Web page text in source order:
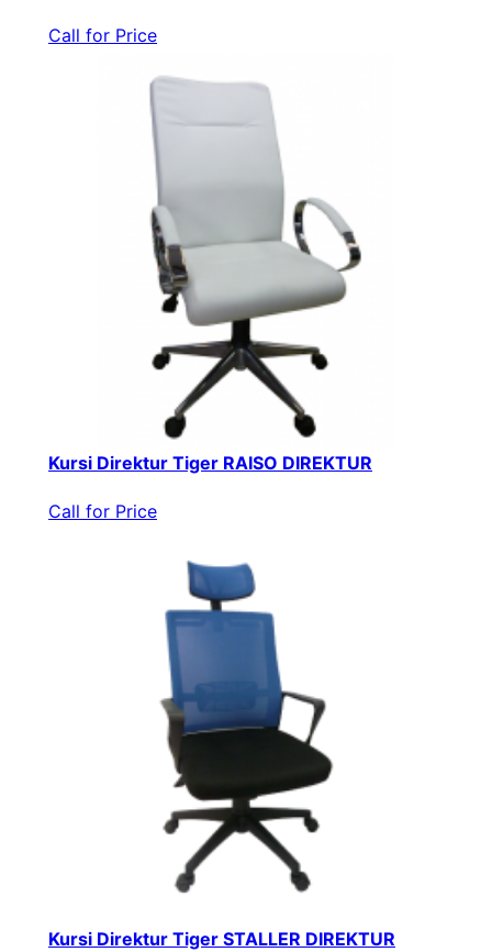
Call for Price
Kursi Direktur Tiger RAISO DIREKTUR
Call for Price
Kursi Direktur Tiger STALLER DIREKTUR